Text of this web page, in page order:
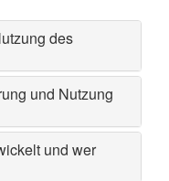
des
und Nutzung
und wer